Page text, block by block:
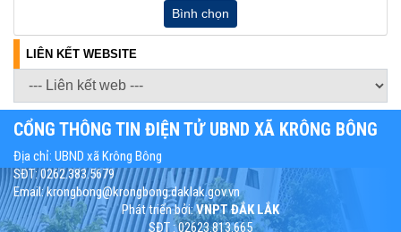
Bình chọn
LIÊN KẾT WEBSITE
CỔNG THÔNG TIN ĐIỆN TỬ UBND XÃ KRÔNG BÔNG
Địa chỉ: UBND xã Krông Bông
SĐT: 0262.383.5679
Email: krongbong@krongbong.daklak.gov.vn
Phát triển bởi:VNPT ĐẮK LẮK
SĐT : 02623.813.665